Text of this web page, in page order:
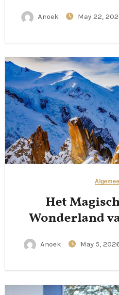
Anoek May 22,
Het
Wonderland
Anoek May 5,